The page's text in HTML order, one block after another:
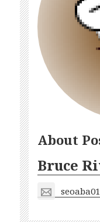
About
Bruce